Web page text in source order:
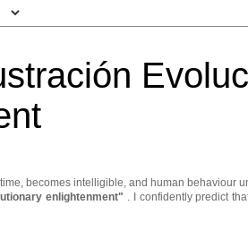
becomes intelligible, and human
enlightenment" . I confidently predict